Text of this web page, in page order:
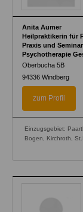
Anita Aumer
Heilpraktikerin für
Praxis und
Psychotherapie
Oberbucha 5B
94336 Windberg
zum Profil
Einzugsgebiet:
Bogen, Kirchroth,